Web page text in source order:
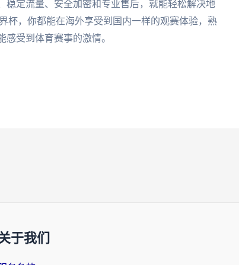
稳定流量、安全加密和专业售后，就能轻松解决地
杯，你都能在海外享受到国内一样的观赛体验，熟
受到体育赛事的激情。
于我们